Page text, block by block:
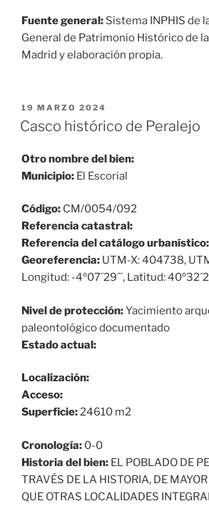
Fuente general: Sistema INPHIS de
General de Patrimonio Histórico de
Madrid y elaboración propia.
PUBLICADO
EL
19 MARZO 2024
Casco histórico de Peralejo
Otro nombre del bien:
Municipio: El Escorial
Código: CM/0054/092
Referencia catastral:
Referencia del catálogo urbanístico:
Georeferencia: UTM-X: 404738,
Longitud: -4º07´29´´, Latitud:
Nivel de protección:Yacimiento
paleontológico documentado
Estado actual:
Localización:
Acceso:
Superficie:24610 m2
Cronología: 0-0
Historia del bien: EL POBLADO DE
TRAVÉS DE LA HISTORIA, DE
QUE OTRAS LOCALIDADES